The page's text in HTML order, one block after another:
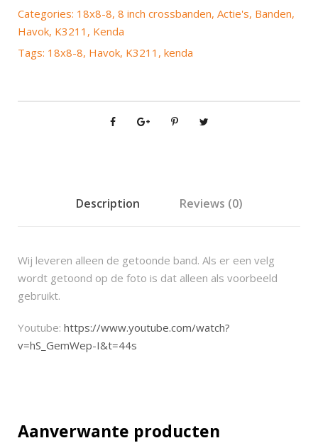
Categories: 18x8-8, 8 inch crossbanden, Actie's, Banden,
Havok, K3211 , Kenda
Tags: 18x8-8, Havok, K3211 , kenda
Description Reviews (0)
Wij leveren alleen de getoonde band. Als er een velg
wordt getoond op de foto is dat alleen als voorbeeld
gebruikt.
Youtube: https://www.youtube.com/watch?
v=hS_GemWep-I&t=44s
Aanverwante producten